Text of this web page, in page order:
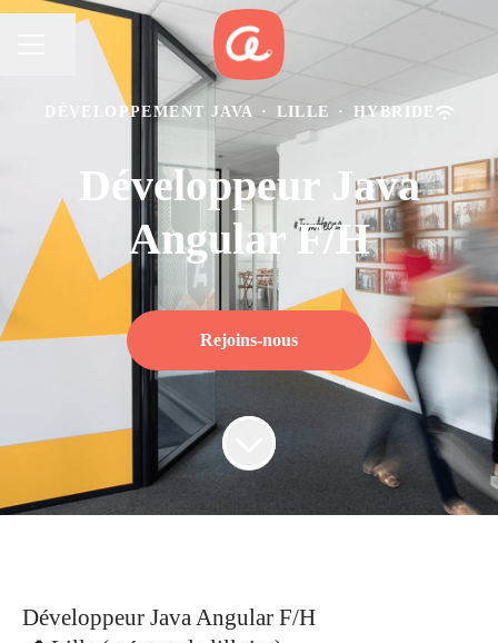
MENU CARRIÈRE
Partager la page
DÉVELOPPEMENT JAVA · LILLE · HYBRIDE
Développeur Java
Angular F/H
Rejoins-nous
Développeur Java Angular F/H